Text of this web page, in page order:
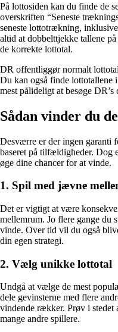
På lottosiden kan du finde de
overskriften “Seneste
seneste lottotrækning,
altid at dobbelttjekke tallene
de korrekte lottotal.
DR offentliggør normalt
Du kan også finde lottotallene
mest pålideligt at besøge
Sådan vinder du
Desværre er der ingen garanti
baseret på tilfældigheder. Dog
øge dine chancer for at vinde.
1. Spil med jævne
Det er vigtigt at være
mellemrum. Jo flere gange du
vinde. Over tid vil du også
din egen strategi.
2. Vælg unikke lottotal
Undgå at vælge de mest
dele gevinsterne med flere
vindende rækker. Prøv i
mange andre spillere.